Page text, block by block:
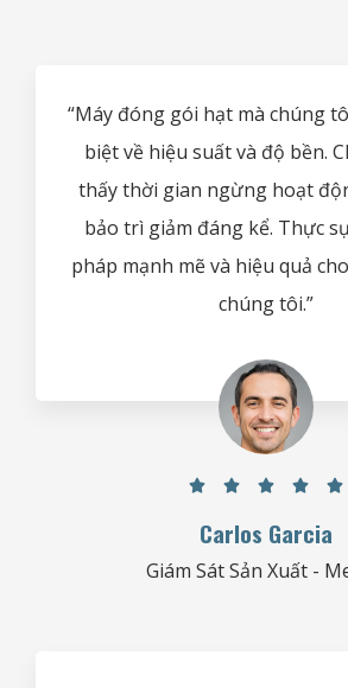
“Máy đóng gói hạt mà chúng
biệt về hiệu suất và độ bền.
thấy thời gian ngừng hoạt
bảo trì giảm đáng kể. Thực
pháp mạnh mẽ và hiệu quả
chúng tôi.”
    
Carlos Garcia
Giám Sát Sản Xuất -